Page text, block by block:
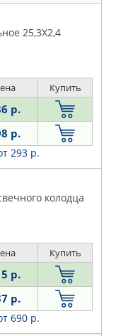
25,3X2,4
Купить
р.
р.
293 р.
колодца
Купить
р.
р.
690 р.